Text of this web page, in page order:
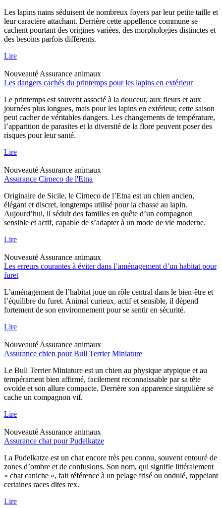
Les lapins nains séduisent de nombreux foyers par leur petite taille et
leur caractère attachant. Derrière cette appellence commune se
cachent pourtant des origines variées, des morphologies distinctes et
des besoins parfois différents.
Lire
Nouveauté Assurance animaux
Les dangers cachés du printemps pour les lapins en extérieur
Le printemps est souvent associé à la douceur, aux fleurs et aux
journées plus longues, mais pour les lapins en extérieur, cette saison
peut cacher de véritables dangers. Les changements de température,
l’apparition de parasites et la diversité de la flore peuvent poser des
risques pour leur santé.
Lire
Nouveauté Assurance animaux
Assurance Cirneco de l'Etna
Originaire de Sicile, le Cirneco de l’Etna est un chien ancien,
élégant et discret, longtemps utilisé pour la chasse au lapin.
Aujourd’hui, il séduit des familles en quête d’un compagnon
sensible et actif, capable de s’adapter à un mode de vie moderne.
Lire
Nouveauté Assurance animaux
Les erreurs courantes à éviter dans l’aménagement d’un habitat pour
furet
L’aménagement de l’habitat joue un rôle central dans le bien-être et
l’équilibre du furet. Animal curieux, actif et sensible, il dépend
fortement de son environnement pour se sentir en sécurité.
Lire
Nouveauté Assurance animaux
Assurance chien pour Bull Terrier Miniature
Le Bull Terrier Miniature est un chien au physique atypique et au
tempérament bien affirmé, facilement reconnaissable par sa tête
ovoïde et son allure compacte. Derrière son apparence singulière se
cache un compagnon vif.
Lire
Nouveauté Assurance animaux
Assurance chat pour Pudelkatze
La Pudelkatze est un chat encore très peu connu, souvent entouré de
zones d’ombre et de confusions. Son nom, qui signifie littéralement
« chat caniche », fait référence à un pelage frisé ou ondulé, rappelant
certaines races dites rex.
Lire